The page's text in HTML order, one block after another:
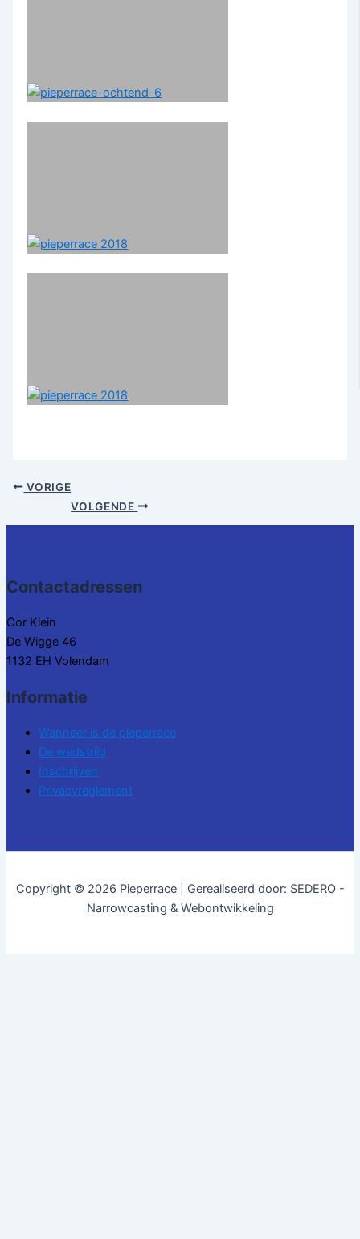
VORIGE
VOLGENDE
Contactadressen
Cor Klein
De Wigge 46
1132 EH Volendam
Informatie
Wanneer is de pieperrace
De wedstrijd
Inschrijven
Privacyreglement
Copyright © 2026 Pieperrace | Gerealiseerd door: SEDERO -
Narrowcasting & Webontwikkeling